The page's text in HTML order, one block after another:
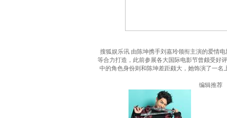
搜狐娱乐讯 由陈坤携手刘嘉玲领衔主演的爱情
等合力打造，此前参展各大国际电影节曾颇受好
中的角色身份则和陈坤差距颇大，她饰演了一名
编辑推荐